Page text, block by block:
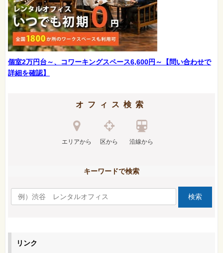
個室2万円台～、コワーキングスペース6,600円～【問い合わせで
詳細を確認】
オフィス検索
エリアから 区から 沿線から
キーワードで検索
リンク